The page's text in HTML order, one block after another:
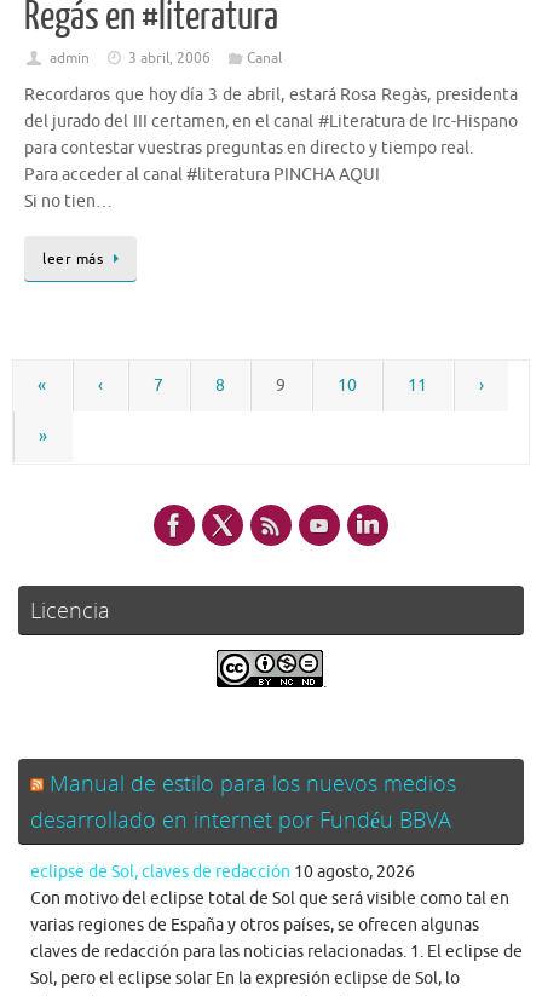
Regás en #literatura
admin 3 abril, 2006 Canal
Recordaros que hoy día 3 de abril, estará Rosa Regàs, presidenta
del jurado del III certamen, en el canal #Literatura de Irc-Hispano
para contestar vuestras preguntas en directo y tiempo real.
Para acceder al canal #literatura PINCHA AQUI
Si no tien…
leer más
« ‹ 7 8 9 10 11 ›
»
Licencia
.
Manual de estilo para los nuevos medios
desarrollado en internet por Fundéu BBVA
eclipse de Sol, claves de redacción 10 agosto, 2026
Con motivo del eclipse total de Sol que será visible como tal en
varias regiones de España y otros países, se ofrecen algunas
claves de redacción para las noticias relacionadas. 1. El eclipse de
Sol, pero el eclipse solar En la expresión eclipse de Sol, lo